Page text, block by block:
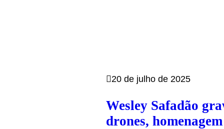
20 de julho de 2025
Wesley Safadão
drones,